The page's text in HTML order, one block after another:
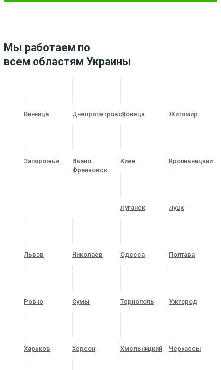
Мы работаем по
всем областям Украины
Винница ДнепропетровскДонецк Житомир
Запорожье
Ивано-
Франковск
Киев Кропивницкий
Луганск Луцк
Львов Николаев Одесса Полтава
Ровно Сумы Тернополь Ужгород
Харьков Херсон Хмельницкий Черкассы